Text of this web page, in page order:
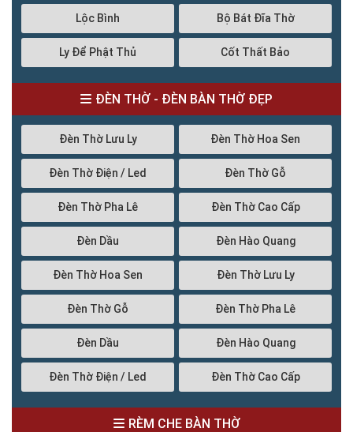
Lộc Bình Bộ Bát Đĩa Thờ
Ly Để Phật Thủ Cốt Thất Bảo
ĐÈN THỜ - ĐÈN BÀN THỜ ĐẸP
Đèn Thờ Lưu Ly Đèn Thờ Hoa Sen
Đèn Thờ Điện / Led Đèn Thờ Gỗ
Đèn Thờ Pha Lê Đèn Thờ Cao Cấp
Đèn Dầu Đèn Hào Quang
Đèn Thờ Hoa Sen Đèn Thờ Lưu Ly
Đèn Thờ Gỗ Đèn Thờ Pha Lê
Đèn Dầu Đèn Hào Quang
Đèn Thờ Điện / Led Đèn Thờ Cao Cấp
RÈM CHE BÀN THỜ